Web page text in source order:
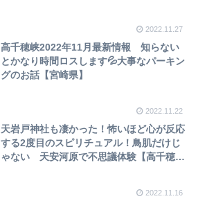
2022.11.27
高千穂峡2022年11月最新情報 知らない
とかなり時間ロスします💦大事なパーキン
グのお話【宮崎県】
2022.11.22
天岩戸神社も凄かった！怖いほど心が反応
する2度目のスピリチュアル！鳥肌だけじ
ゃない 天安河原で不思議体験【高千穂・
2022.11.16